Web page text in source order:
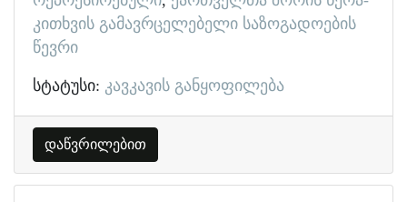
კითხვის გამავრცელებელი საზოგადოების
წევრი
სტატუსი: კავკავის განყოფილება
დაწვრილებით